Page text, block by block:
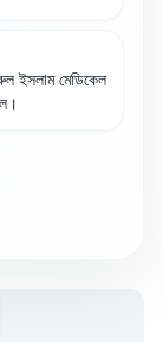
ইসলাম মেডিকেল